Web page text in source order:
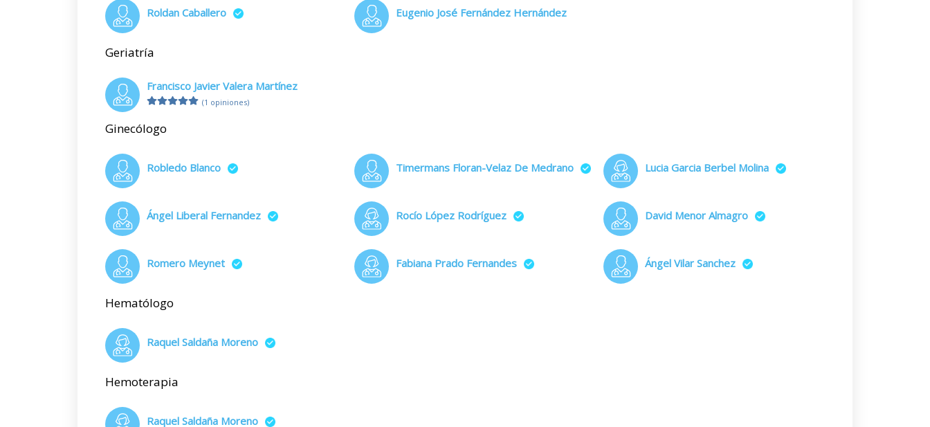
Roldan Caballero Eugenio José Fernández Hernández
Geriatría
Francisco Javier Valera Martínez
(1 opiniones)
Ginecólogo
Robledo Blanco Timermans Floran-Velaz De Medrano Lucia Garcia Berbel Molina
Ángel Liberal Fernandez Rocío López Rodríguez David Menor Almagro
Romero Meynet Fabiana Prado Fernandes Ángel Vilar Sanchez
Hematólogo
Raquel Saldaña Moreno
Hemoterapia
Raquel Saldaña Moreno